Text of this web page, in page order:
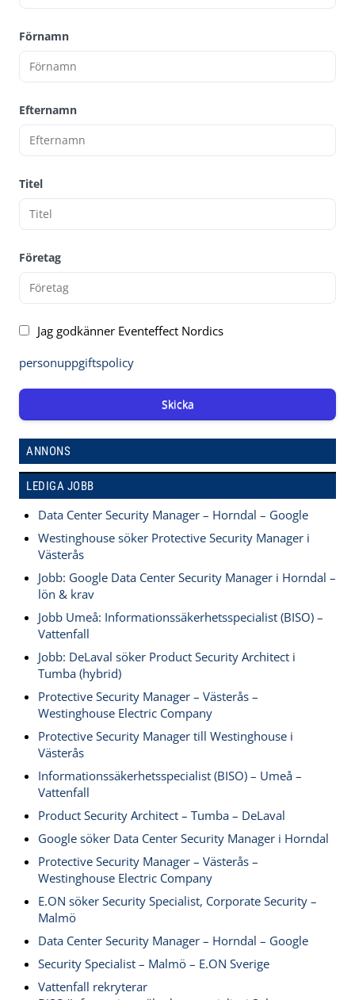
Förnamn
Efternamn
Titel
Företag
Jag godkänner Eventeffect Nordics
personuppgiftspolicy
Skicka
ANNONS
LEDIGA JOBB
Data Center Security Manager – Horndal – Google
Westinghouse söker Protective Security Manager i
Västerås
Jobb: Google Data Center Security Manager i Horndal –
lön & krav
Jobb Umeå: Informationssäkerhetsspecialist (BISO) –
Vattenfall
Jobb: DeLaval söker Product Security Architect i
Tumba (hybrid)
Protective Security Manager – Västerås –
Westinghouse Electric Company
Protective Security Manager till Westinghouse i
Västerås
Informationssäkerhetsspecialist (BISO) – Umeå –
Vattenfall
Product Security Architect – Tumba – DeLaval
Google söker Data Center Security Manager i Horndal
Protective Security Manager – Västerås –
Westinghouse Electric Company
E.ON söker Security Specialist, Corporate Security –
Malmö
Data Center Security Manager – Horndal – Google
Security Specialist – Malmö – E.ON Sverige
Vattenfall rekryterar